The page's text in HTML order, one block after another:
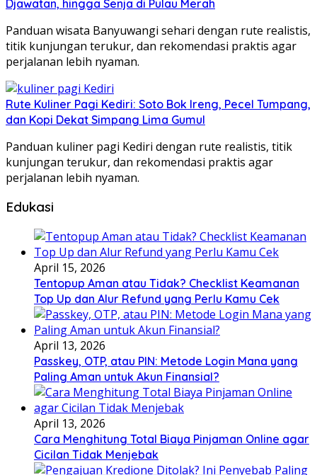
Djawatan, hingga Senja di Pulau Merah
Panduan wisata Banyuwangi sehari dengan rute realistis,
titik kunjungan terukur, dan rekomendasi praktis agar
perjalanan lebih nyaman.
Rute Kuliner Pagi Kediri: Soto Bok Ireng, Pecel Tumpang,
dan Kopi Dekat Simpang Lima Gumul
Panduan kuliner pagi Kediri dengan rute realistis, titik
kunjungan terukur, dan rekomendasi praktis agar
perjalanan lebih nyaman.
Edukasi
April 15, 2026
Tentopup Aman atau Tidak? Checklist Keamanan
Top Up dan Alur Refund yang Perlu Kamu Cek
April 13, 2026
Passkey, OTP, atau PIN: Metode Login Mana yang
Paling Aman untuk Akun Finansial?
April 13, 2026
Cara Menghitung Total Biaya Pinjaman Online agar
Cicilan Tidak Menjebak